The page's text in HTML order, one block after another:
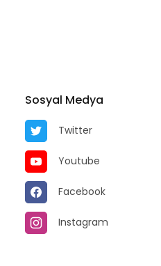
Sosyal Medya
Twitter
Youtube
Facebook
Instagram